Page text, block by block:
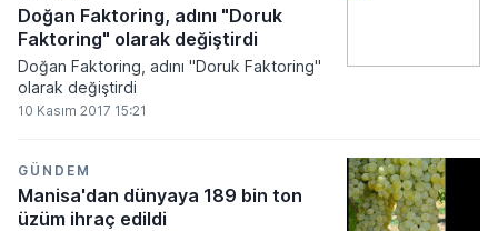
Doğan Faktoring, adını "Doruk
Faktoring" olarak değiştirdi
Doğan Faktoring, adını "Doruk Faktoring"
olarak değiştirdi
10 Kasım 2017 15:21
GÜNDEM
Manisa'dan dünyaya 189 bin ton
üzüm ihraç edildi